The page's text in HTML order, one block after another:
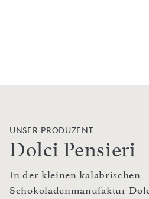
UNSER PRODUZENT
Dolci Pensieri
In der kleinen kalabrischen
Schokoladenmanufaktur